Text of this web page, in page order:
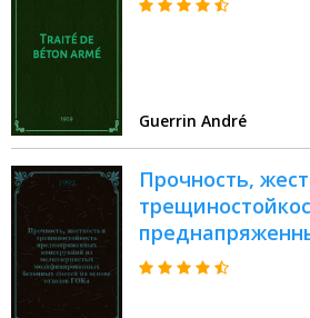
Guerrin André
Прочность,
из